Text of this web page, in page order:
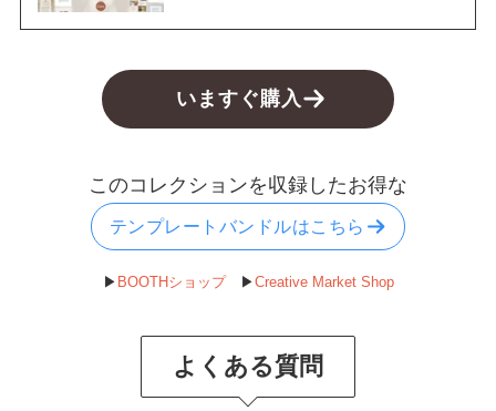
いますぐ購入
このコレクションを収録したお得な
テンプレートバンドルはこちら
▶︎ BOOTHショップ▶︎Creative Market Shop
よくある質問